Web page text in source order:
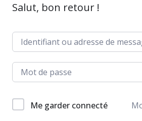
Salut, bon retour !
Me garder connecté